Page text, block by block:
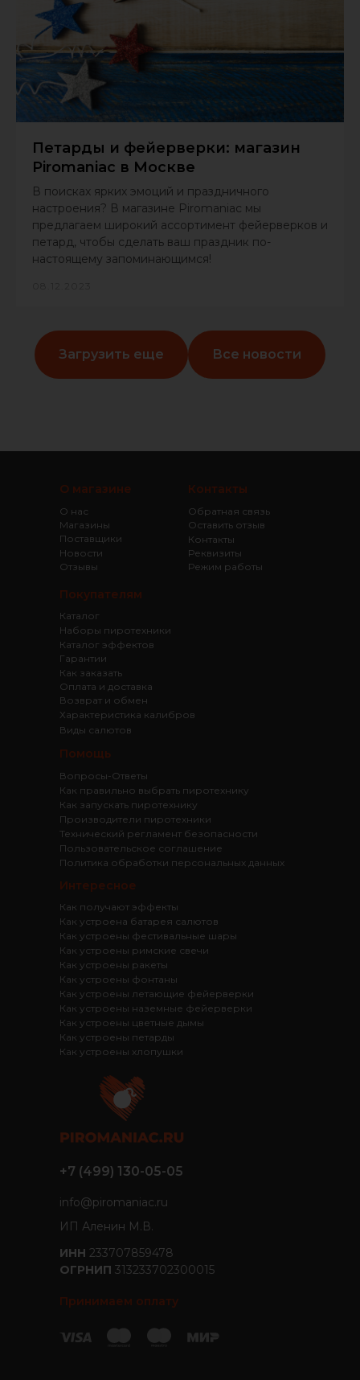
Петарды и фейерверки: магазин
Piromaniac в Москве
В поисках ярких эмоций и праздничного
настроения? В магазине Piromaniac мы
предлагаем широкий ассортимент фейерверков и
петард, чтобы сделать ваш праздник по-
настоящему запоминающимся!
Загрузить еще Все новости
Покупателям
Каталог эффектов
Гарантии
Как заказать
Оплата и доставка
Возврат и обмен
Помощь
Вопросы-Ответы
Как правильно выбрать пиротехнику
Как запускать пиротехнику
Производители пиротехники
Технический регламент безопасности
Пользовательское соглашение
Политика обработки персональных данных
О магазине
О нас
Магазины
Поставщики
Новости
Отзывы
Каталог
Наборы пиротехники
Характеристика калибров
Виды салютов
Контакты
Обратная связь
Оставить отзыв
Контакты
Реквизиты
Режим работы
Интересное
Как получают эффекты
Как устроена батарея салютов
Как устроены фестивальные шары
Как устроены римские свечи
Как устроены ракеты
Как устроены фонтаны
Как устроены летающие фейерверки
Как устроены наземные фейерверки
Как устроены цветные дымы
Как устроены петарды
Как устроены хлопушки
+7 (499) 130-05-05
info@piromaniac.ru
Принимаем оплату
ИП Аленин М.В.
ИНН 233707859478
ОГРНИП 313233702300015